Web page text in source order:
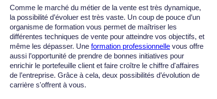
Comme le marché du métier de la vente est très dynamique,
la possibilité d’évoluer est très vaste. Un coup de pouce d’un
organisme de formation vous permet de maîtriser les
différentes techniques de vente pour atteindre vos objectifs, et
même les dépasser. Une formation professionnelle vous offre
aussi l’opportunité de prendre de bonnes initiatives pour
enrichir le portefeuille client et faire croître le chiffre d'affaires
de l’entreprise. Grâce à cela, deux possibilités d’évolution de
carrière s'offrent à vous.